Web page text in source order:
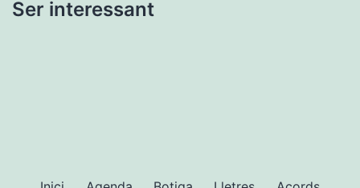
Ser interessant